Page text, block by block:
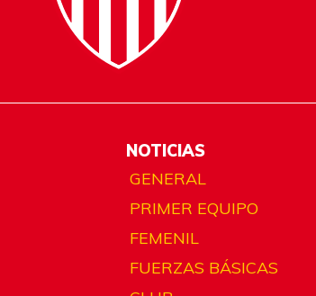
NOTICIAS
GENERAL
PRIMER EQUIPO
FEMENIL
FUERZAS BÁSICAS